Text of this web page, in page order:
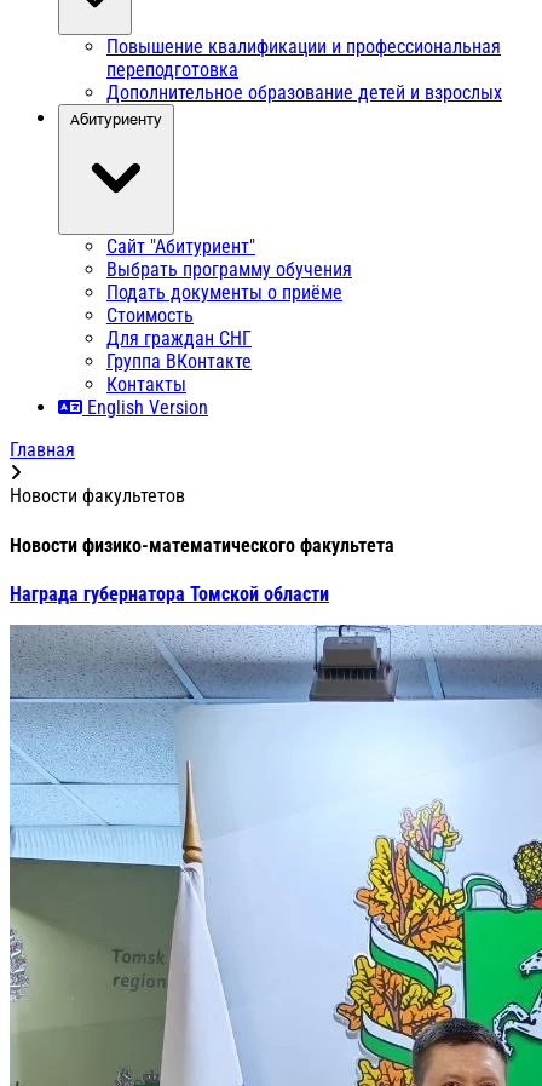
Повышение квалификации и профессиональная
переподготовка
Дополнительное образование детей и взрослых
Абитуриенту
Сайт "Абитуриент"
Выбрать программу обучения
Подать документы о приёме
Стоимость
Для граждан СНГ
Группа ВКонтакте
Контакты
English Version
Главная
Новости факультетов
Новости физико-математического факультета
Награда губернатора Томской области